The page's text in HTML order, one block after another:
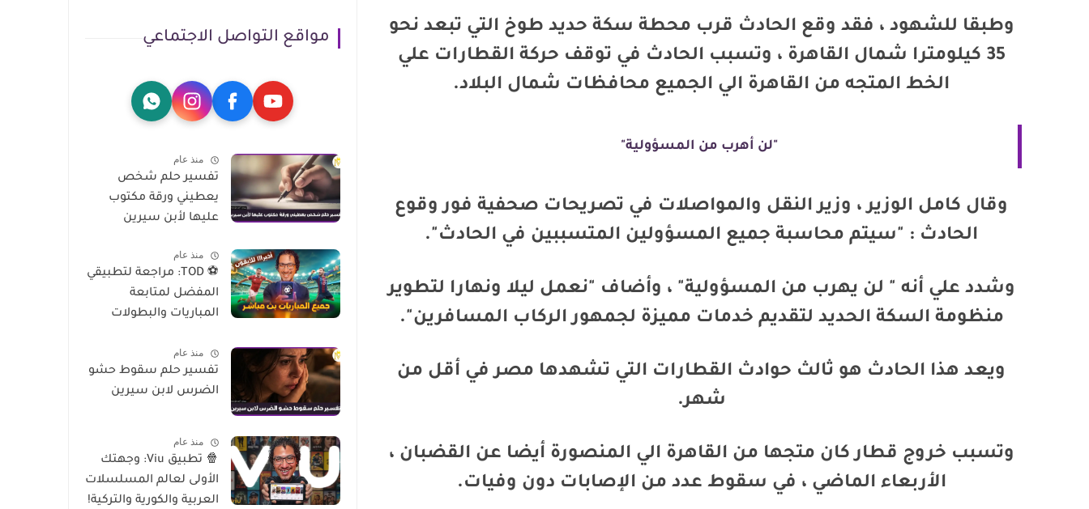
وطبقا للشهود ، فقد وقع الحادث قرب محطة سكة حديد طوخ التي تبعد نحو
35 كيلومترا شمال القاهرة ، وتسبب الحادث في توقف حركة القطارات علي
الخط المتجه من القاهرة الي الجميع محافظات شمال البلاد.
"لن أهرب من المسؤولية"
وقال كامل الوزير ، وزير النقل والمواصلات في تصريحات صحفية فور وقوع
الحادث : "سيتم محاسبة جميع المسؤولين المتسببين في الحادث".
وشدد علي أنه " لن يهرب من المسؤولية" ، وأضاف "نعمل ليلا ونهارا لتطوير
منظومة السكة الحديد لتقديم خدمات مميزة لجمهور الركاب المسافرين".
ويعد هذا الحادث هو ثالث حوادث القطارات التي تشهدها مصر في أقل من
شهر.
وتسبب خروج قطار كان متجها من القاهرة الي المنصورة أيضا عن القضبان ،
الأربعاء الماضي ، في سقوط عدد من الإصابات دون وفيات.
مواقع التواصل الاجتماعي
منذ عام
تفسير حلم شخص
يعطيني ورقة مكتوب
عليها لأبن سيرين
منذ عام
⚽ TOD: مراجعة لتطبيقي
المفضل لمتابعة
المباريات والبطولات
منذ عام
تفسير حلم سقوط حشو
الضرس لابن سيرين
منذ عام
🍿 تطبيق Viu: وجهتك
الأولى لعالم المسلسلات
العربية والكورية والتركية!